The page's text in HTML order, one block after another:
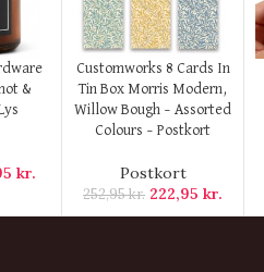
&
kr.
KØB HER
Customworks 8 Cards In
Tin Box Morris Modern,
Willow Bough – Assorted
Colours – Postkort
Postkort
252,95kr. 222,95kr.